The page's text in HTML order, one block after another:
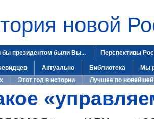
новой
бы президентом были Вы... Перспективы
Актуально Библиотека
Мы
Этот год в истории Лучшее по новейшей